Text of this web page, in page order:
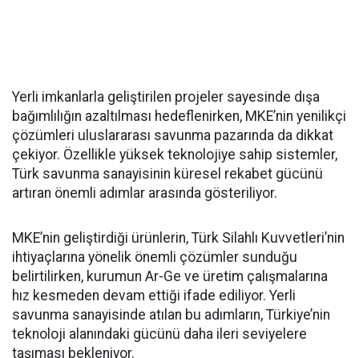
Yerli imkanlarla geliştirilen projeler sayesinde dışa
bağımlılığın azaltılması hedeflenirken, MKE’nin yenilikçi
çözümleri uluslararası savunma pazarında da dikkat
çekiyor. Özellikle yüksek teknolojiye sahip sistemler,
Türk savunma sanayisinin küresel rekabet gücünü
artıran önemli adımlar arasında gösteriliyor.
MKE’nin geliştirdiği ürünlerin, Türk Silahlı Kuvvetleri’nin
ihtiyaçlarına yönelik önemli çözümler sunduğu
belirtilirken, kurumun Ar-Ge ve üretim çalışmalarına
hız kesmeden devam ettiği ifade ediliyor. Yerli
savunma sanayisinde atılan bu adımların, Türkiye’nin
teknoloji alanındaki gücünü daha ileri seviyelere
taşıması bekleniyor.